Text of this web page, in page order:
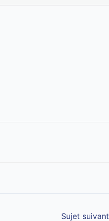
Sujet suivant